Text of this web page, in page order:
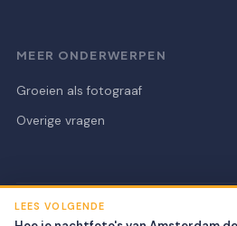
MEER ONDERWERPEN
Groeien als fotograaf
Overige vragen
© 2026 Nachtelijk Amsterdam Foto's
LEES VOLGENDE